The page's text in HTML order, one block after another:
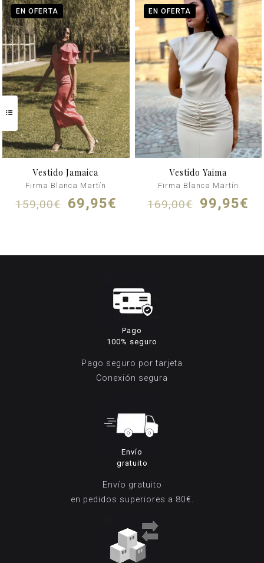
169,95€.99,95€.
199,00€.
EN OFERTA
Vestido Jamaica
Firma Blanca Martín
159,00€ El
era:
69,95€
es:
EN OFERTA
Vestido Yaima
Firma Blanca Martín
169,00€ El
era:
99,95€
Pago
100% seguro
Pago seguro por tarjeta
Conexión segura
Envío
gratuito
Envío gratuito
en pedidos superiores a 80€.